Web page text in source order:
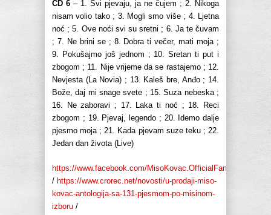
CD 6 – 1. Svi pjevaju, ja ne čujem ; 2. Nikoga
nisam volio tako ; 3. Mogli smo više ; 4. Ljetna
noć ; 5. Ove noći svi su sretni ; 6. Ja te čuvam
; 7. Ne brini se ; 8. Dobra ti večer, mati moja ;
9. Pokušajmo još jednom ; 10. Sretan ti put i
zbogom ; 11. Nije vrijeme da se rastajemo ; 12.
Nevjesta (La Novia) ; 13. Kaleš bre, Anđo ; 14.
Bože, daj mi snage svete ; 15. Suza nebeska ;
16. Ne zaboravi ; 17. Laka ti noć ; 18. Reci
zbogom ; 19. Pjevaj, legendo ; 20. Idemo dalje
pjesmo moja ; 21. Kada pjevam suze teku ; 22.
Jedan dan života (Live)
https://www.facebook.com/MisoKovac.OfficialFanPage
/ https://www.crorec.net/novosti/u-prodaji-miso-
kovac-antologija-sa-131-pjesmom-po-misinom-
izboru /